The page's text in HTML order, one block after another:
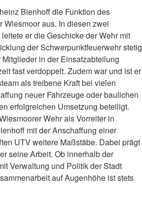
Bienhoff die Funktion des
Wiesmoor aus. In diesen zwei
er die Geschicke der Wehr mit
der Schwerpunktfeuerwehr stetig
in der Einsatzabteilung
fast verdoppelt. Zudem war und ist er
als treibene Kraft bei vielen
neuer Fahrzeuge oder baulichen
erfolgreichen Umsetzung beteiligt.
Wehr als Vorreiter in
mit der Anschaffung einer
UTV weitere Maßstäbe. Dabei prägt
seine Arbeit. Ob innerhalb der
Verwaltung und Politik der Stadt
auf Augenhöhe ist stets